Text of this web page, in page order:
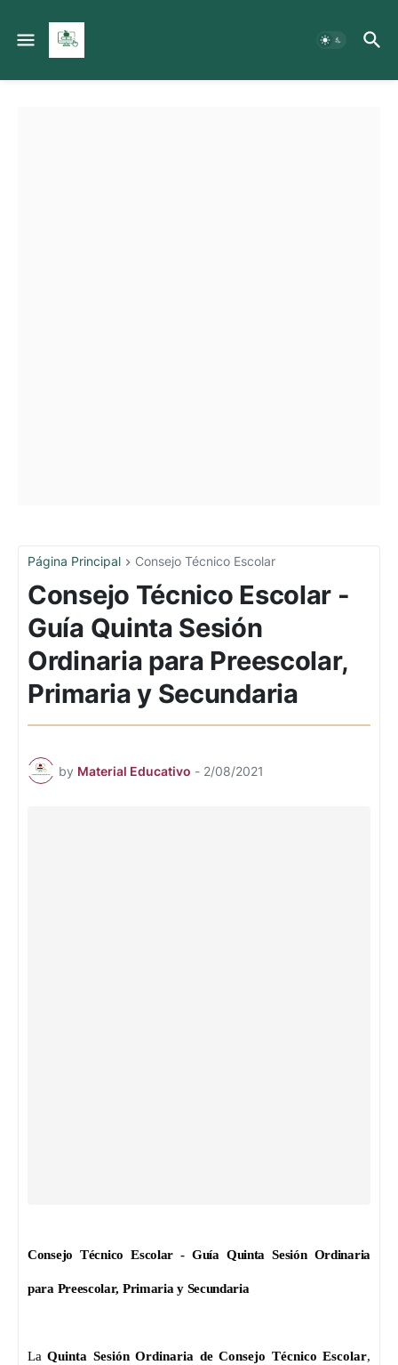
Página Principal Consejo Técnico Escolar
Consejo Técnico Escolar -
Guía Quinta Sesión
Ordinaria para Preescolar,
Primaria y Secundaria
by Material Educativo - 2/08/2021
Consejo Técnico Escolar - Guía Quinta Sesión Ordinaria
para Preescolar, Primaria y Secundaria
La Quinta Sesión Ordinaria de Consejo Técnico Escolar,